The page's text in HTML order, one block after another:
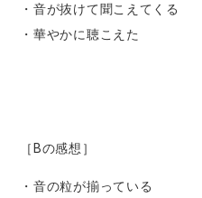
・音が抜けて聞こえてくる
・華やかに聴こえた
［Bの感想］
・音の粒が揃っている